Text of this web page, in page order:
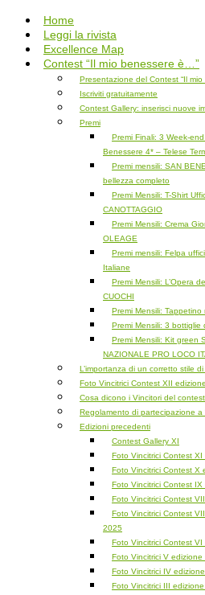
Salta
contenuto
Home
Leggi la rivista
Excellence Map
Contest “Il mio benessere è…”
Presentazione del Contest “Il
Iscriviti gratuitamente
Contest Gallery: inserisci nuove
Premi
Premi Finali: 3 Week-
Benessere 4* – Telese
Premi mensili: SAN
bellezza completo
Premi Mensili: T-Shirt
CANOTTAGGIO
Premi Mensili: Crema
OLEAGE
Premi mensili: Felpa
Italiane
Premi Mensili: L’Opera
CUOCHI
Premi Mensili:
Premi Mensili: 3 bottiglie
Premi Mensili: Kit green
NAZIONALE PRO LOCO
L’importanza di un corretto stile
Foto Vincitrici Contest XII
Cosa dicono i Vincitori del
Regolamento di partecipazione
Edizioni precedenti
Contest Gallery XI
Foto Vincitrici Contest
Foto Vincitrici Contest X
Foto Vincitrici Contest
Foto Vincitrici Contest
Foto Vincitrici Contest
2025
Foto Vincitrici Contest
Foto Vincitrici V
Foto Vincitrici IV
Foto Vincitrici III